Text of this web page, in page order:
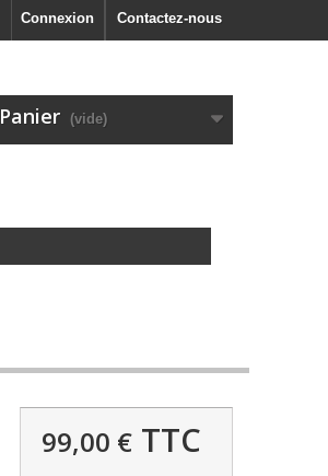
Contactez-nous
Connexion
Panier (vide)
99,00 €TTC